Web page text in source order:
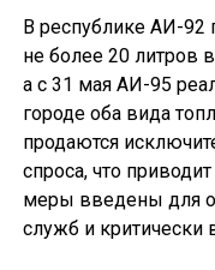
В республике АИ-92
не более 20 литров
а с 31 мая АИ-95
городе оба вида
продаются
спроса, что
меры введены для
служб и критически